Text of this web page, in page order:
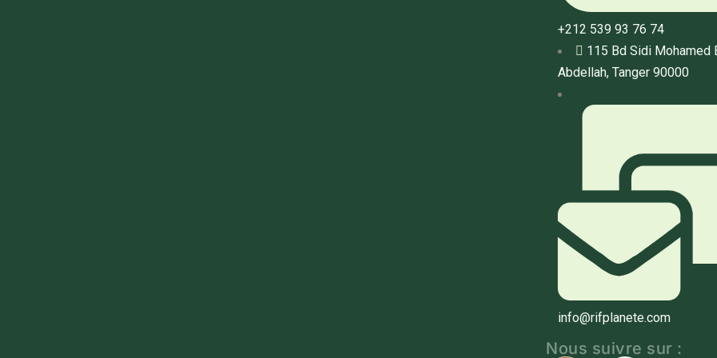
+212 539 93 76 74
115 Bd Sidi Mohamed
Abdellah, Tanger 90000
info@rifplanete.com
Nous suivre sur :